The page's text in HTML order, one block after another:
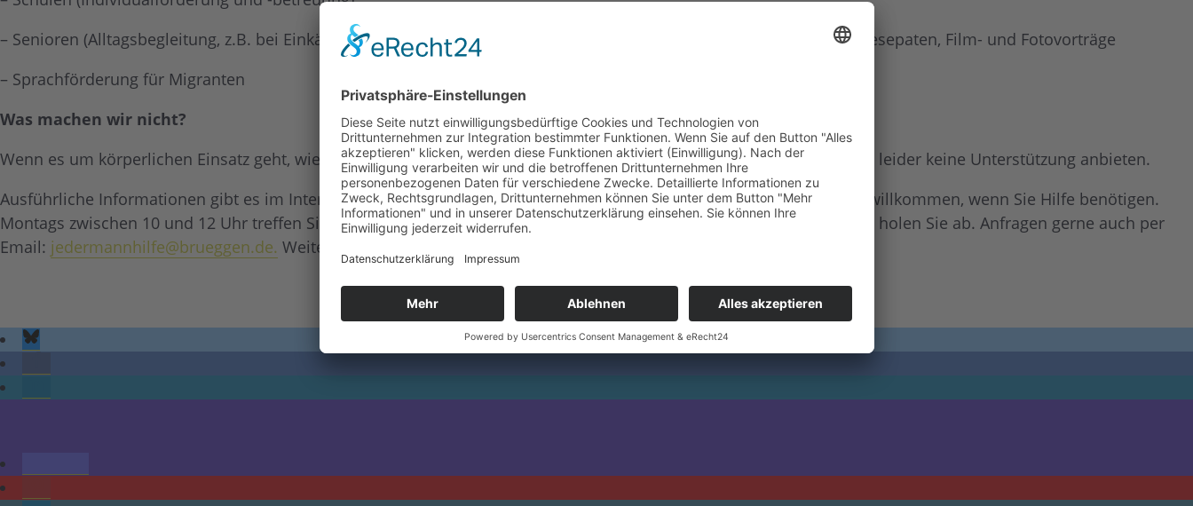
– Senioren (Alltagsbegleitung, z.B. bei Einkäufen, Behördengängen oder einfach nur, um Gesellschaft zu leisten), Vorlesepaten, Film- und Fotovorträge
– Sprachförderung für Migranten
Was machen wir nicht?
Wenn es um körperlichen Einsatz geht, wie z.B. Gartenarbeit, Möbel aufbauen, Lampen anschließen usw., können wir leider keine Unterstützung anbieten.
Ausführliche Informationen gibt es im Internet. Dort können Sie auch unseren Flyer herunterladen. Sie sind herzlich willkommen, wenn Sie Hilfe benötigen.
Montags zwischen 10 und 12 Uhr treffen Sie uns im Büro am Nikolausplatz, Eingang bei der Polizei. Bitte klingeln, wir holen Sie ab. Anfragen gerne auch per
Email: jedermannhilfe@brueggen.de. Weitere Informationen: